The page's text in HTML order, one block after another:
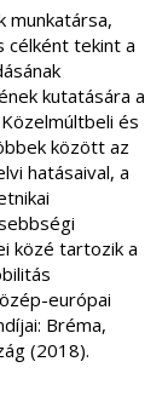
munkatársa,
tekint a
kutatására a
és
között az
hatásaival, a
közé tartozik a
európai
Bréma,
(2018).